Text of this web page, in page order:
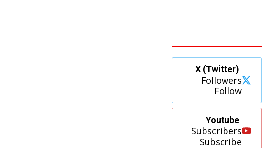
X (Twitter)
Followers
Follow
Youtube
Subscribers
Subscribe